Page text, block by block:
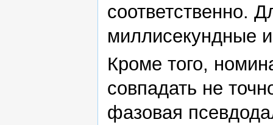
соответственно.
миллисекундные
Кроме того,
совпадать не
фазовая